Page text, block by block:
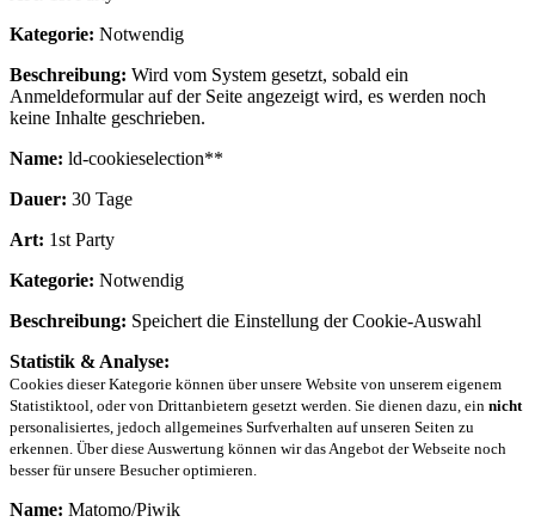
Kategorie: Notwendig
Beschreibung: Wird vom System gesetzt, sobald ein
Anmeldeformular auf der Seite angezeigt wird, es werden noch
keine Inhalte geschrieben.
Name: ld-cookieselection**
Dauer: 30 Tage
Art: 1st Party
Kategorie: Notwendig
Beschreibung: Speichert die Einstellung der Cookie-Auswahl
Statistik & Analyse:
Cookies dieser Kategorie können über unsere Website von unserem eigenem
Statistiktool, oder von Drittanbietern gesetzt werden. Sie dienen dazu, ein nicht
personalisiertes, jedoch allgemeines Surfverhalten auf unseren Seiten zu
erkennen. Über diese Auswertung können wir das Angebot der Webseite noch
besser für unsere Besucher optimieren.
Name: Matomo/Piwik